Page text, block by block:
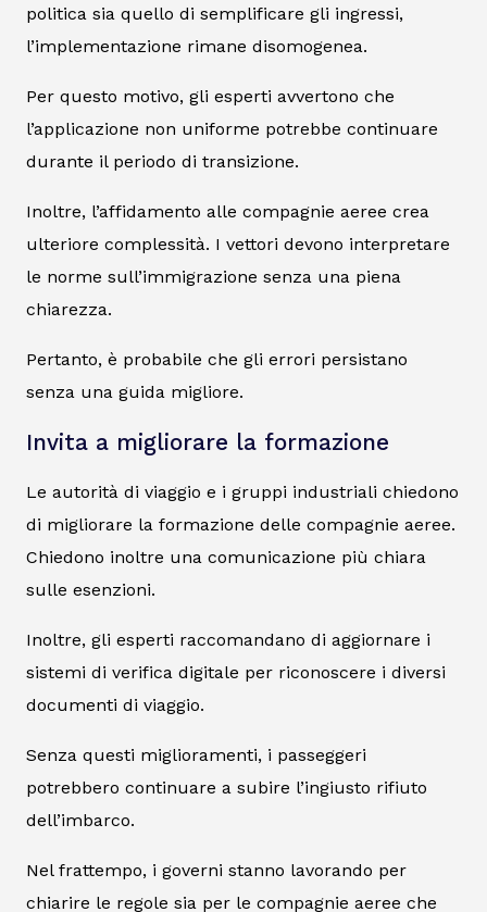
politica sia quello di semplificare gli ingressi,
l’implementazione rimane disomogenea.
Per questo motivo, gli esperti avvertono che
l’applicazione non uniforme potrebbe continuare
durante il periodo di transizione.
Inoltre, l’affidamento alle compagnie aeree crea
ulteriore complessità. I vettori devono interpretare
le norme sull’immigrazione senza una piena
chiarezza.
Pertanto, è probabile che gli errori persistano
senza una guida migliore.
Invita a migliorare la formazione
Le autorità di viaggio e i gruppi industriali chiedono
di migliorare la formazione delle compagnie aeree.
Chiedono inoltre una comunicazione più chiara
sulle esenzioni.
Inoltre, gli esperti raccomandano di aggiornare i
sistemi di verifica digitale per riconoscere i diversi
documenti di viaggio.
Senza questi miglioramenti, i passeggeri
potrebbero continuare a subire l’ingiusto rifiuto
dell’imbarco.
Nel frattempo, i governi stanno lavorando per
chiarire le regole sia per le compagnie aeree che